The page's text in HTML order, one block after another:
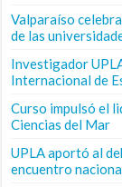
Valparaíso
de las
Investigador
Internacional de
Curso impulsó el
Ciencias del Mar
UPLA aportó al
encuentro